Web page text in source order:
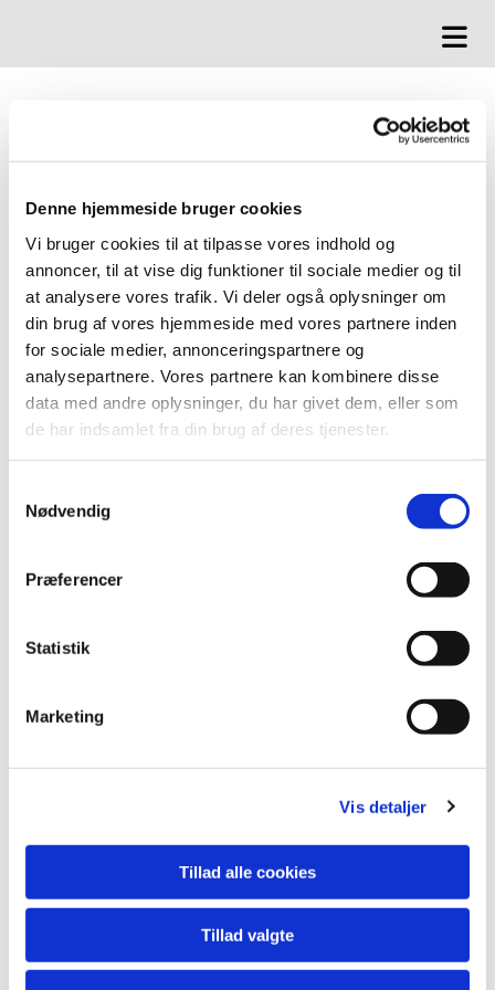
Denne hjemmeside bruger cookies
Vi bruger cookies til at tilpasse vores indhold og
annoncer, til at vise dig funktioner til sociale medier og til
at analysere vores trafik. Vi deler også oplysninger om
din brug af vores hjemmeside med vores partnere inden
for sociale medier, annonceringspartnere og
analysepartnere. Vores partnere kan kombinere disse
data med andre oplysninger, du har givet dem, eller som
de har indsamlet fra din brug af deres tjenester.
Nødvendig
Præferencer
Statistik
Marketing
Vis detaljer
Tillad alle cookies
Tillad valgte